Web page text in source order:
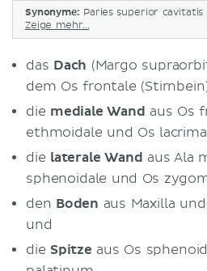
Synonyme: Paries superior
Zeige mehr...
das Dach (Margo
dem Os frontale
die mediale Wand aus Os
ethmoidale und Os
die laterale Wand aus Ala
sphenoidale und Os
den Boden aus Maxilla
und
die Spitze aus Os